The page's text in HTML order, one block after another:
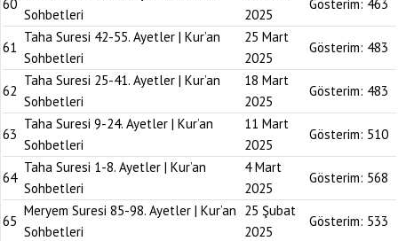
60
Sohbetleri
2025
Gösterim: 463
61
Taha Suresi 42-55. Ayetler | Kur’an
Sohbetleri
25 Mart
2025
Gösterim: 483
62
Taha Suresi 25-41. Ayetler | Kur’an
Sohbetleri
18 Mart
2025
Gösterim: 483
63
Taha Suresi 9-24. Ayetler | Kur’an
Sohbetleri
11 Mart
2025
Gösterim: 510
64
Taha Suresi 1-8. Ayetler | Kur’an
Sohbetleri
4 Mart
2025
Gösterim: 568
65
Meryem Suresi 85-98. Ayetler | Kur’an
Sohbetleri
25 Şubat
2025
Gösterim: 533